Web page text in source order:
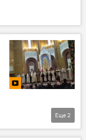
Еще 2